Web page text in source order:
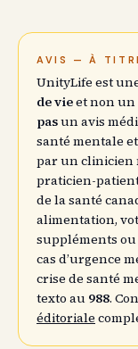
AVIS — À
UnityLife est
de vieet non un
pasun avis
santé mentale et
par un clinicien
praticien-
de la santé
alimentation,
suppléments
cas d’urgence
crise de santé
texto au 988.
éditoriale